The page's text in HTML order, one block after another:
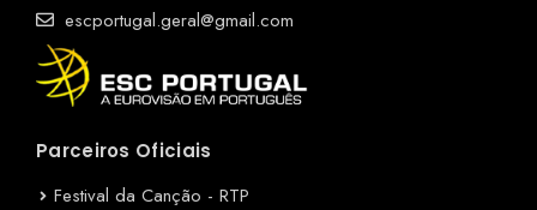
escportugal.geral@gmail.com
Parceiros Oficiais
Festival da Canção - RTP